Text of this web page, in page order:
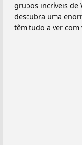
grupos incríveis de
descubra uma
têm tudo a ver com